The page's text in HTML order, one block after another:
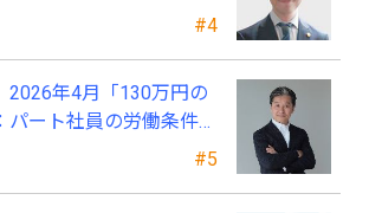
#4
#5
2026年4月「130万円の
ート社員の労働条件通